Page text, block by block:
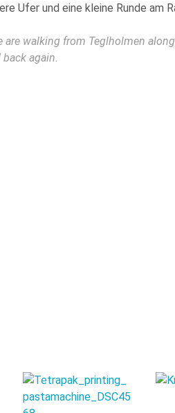
Ufer und eine kleine Runde
walking from Teglholmen
again.